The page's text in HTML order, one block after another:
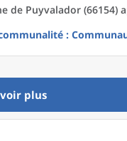
de Puyvalador (66154)
:
plus